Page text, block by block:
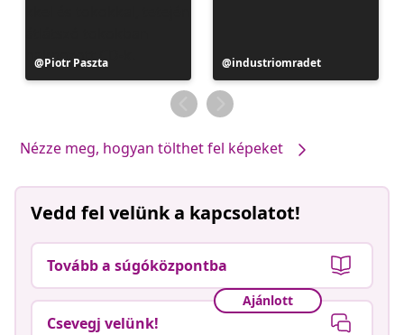
Bejegyzés
közzétevője
Piotr Paszta
Bejegyzés
közzétevője
industriomradet
Nézze meg, hogyan tölthet fel képeket
Vedd fel velünk a kapcsolatot!
Tovább a súgóközpontba
Ajánlott
Csevegj velünk!